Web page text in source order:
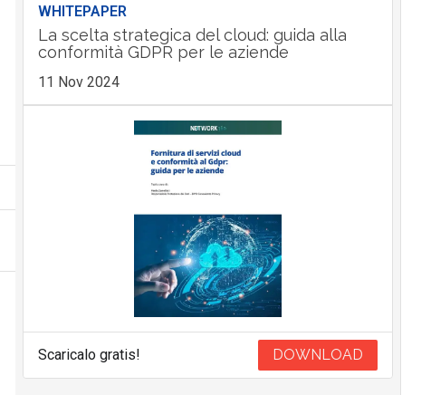
WHITEPAPER
La scelta strategica del cloud: guida alla
conformità GDPR per le aziende
11 Nov 2024
Scaricalo gratis! DOWNLOAD